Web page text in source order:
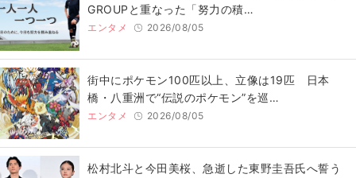
GROUPと重なった「努力の積…
エンタメ 2026/08/05
街中にポケモン100匹以上、立像は19匹 日本
橋・八重洲で“伝説のポケモン”を巡…
エンタメ 2026/08/05
松村北斗と今田美桜、急逝した東野圭吾氏へ誓う